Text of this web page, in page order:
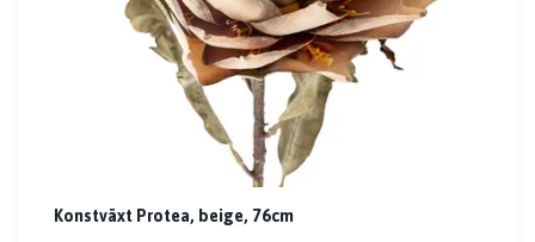
Konstväxt Protea, beige, 76cm